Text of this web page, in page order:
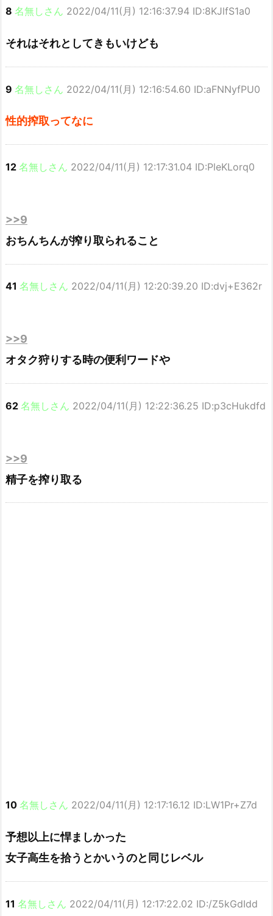
8 名無しさん 2022/04/11(月) 12:16:37.94 ID:8KJlfS1a0
それはそれとしてきもいけども
9 名無しさん 2022/04/11(月) 12:16:54.60 ID:aFNNyfPU0
性的搾取ってなに
12 名無しさん 2022/04/11(月) 12:17:31.04 ID:PleKLorq0
>>9
おちんちんが搾り取られること
41 名無しさん 2022/04/11(月) 12:20:39.20 ID:dvj+E362r
>>9
オタク狩りする時の便利ワードや
62 名無しさん 2022/04/11(月) 12:22:36.25 ID:p3cHukdfd
>>9
精子を搾り取る
10 名無しさん 2022/04/11(月) 12:17:16.12 ID:LW1Pr+Z7d
予想以上に悍ましかった
女子高生を拾うとかいうのと同じレベル
11 名無しさん 2022/04/11(月) 12:17:22.02 ID:/Z5kGdIdd